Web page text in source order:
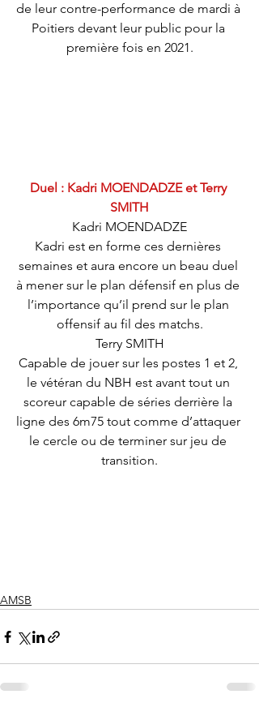
de leur contre-performance de mardi à
Poitiers devant leur public pour la
première fois en 2021.
Duel : Kadri MOENDADZE et Terry
SMITH
Kadri MOENDADZE
Kadri est en forme ces dernières
semaines et aura encore un beau duel
à mener sur le plan défensif en plus de
l’importance qu’il prend sur le plan
offensif au fil des matchs.
Terry SMITH
Capable de jouer sur les postes 1 et 2,
le vétéran du NBH est avant tout un
scoreur capable de séries derrière la
ligne des 6m75 tout comme d’attaquer
le cercle ou de terminer sur jeu de
transition.
AMSB